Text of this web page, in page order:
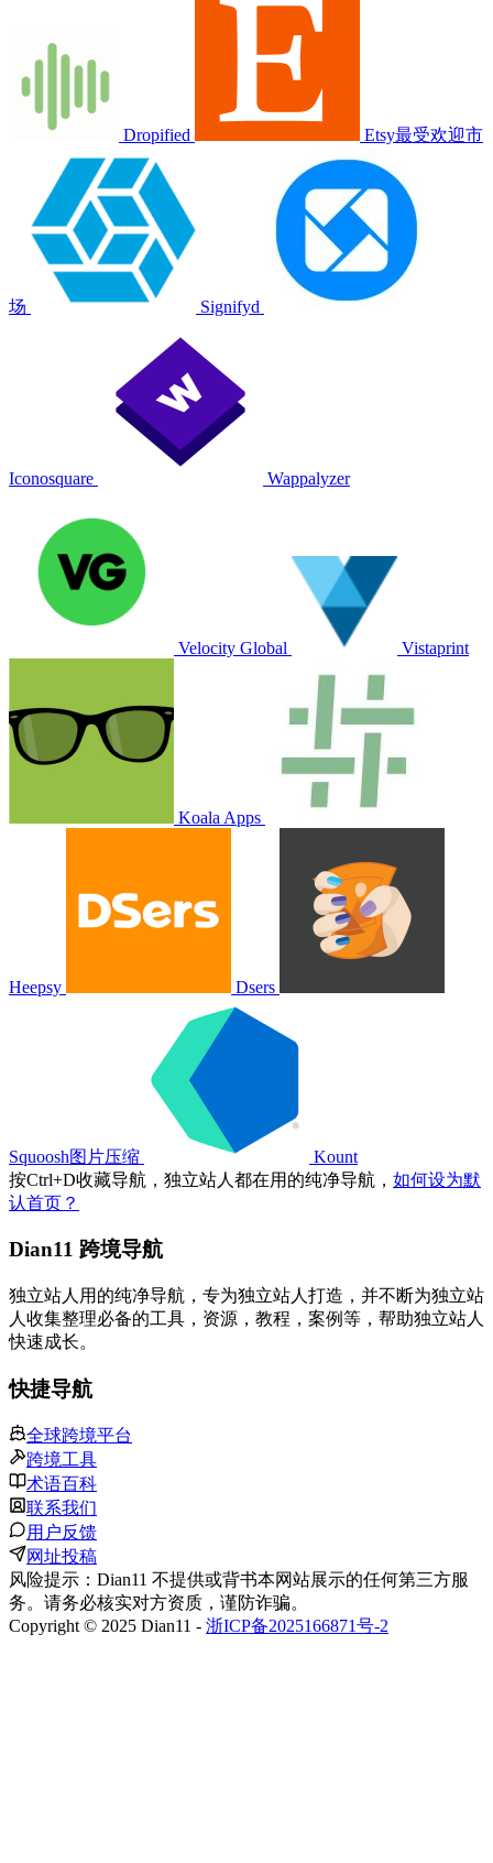
Dropified Etsy最受欢迎市
场 Signifyd
Iconosquare Wappalyzer
Velocity Global Vistaprint
Koala Apps
Heepsy Dsers
Squoosh图片压缩
Kount
按Ctrl+D收藏导航，独立站人都在用的纯净导航， 如何设为默
认首页？
Dian11 跨境导航
独立站人用的纯净导航，专为独立站人打造，并不断为独立站
人收集整理必备的工具，资源，教程，案例等，帮助独立站人
快速成长。
快捷导航
全球跨境平台
跨境工具
术语百科
联系我们
用户反馈
网址投稿
风险提示：Dian11 不提供或背书本网站展示的任何第三方服
务。请务必核实对方资质，谨防诈骗。
Copyright © 2025 Dian11 - 浙ICP备2025166871号-2